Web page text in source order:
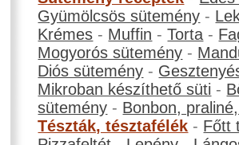
Gyümölcsös sütemény -
Krémes - Muffin -Torta -
Mogyorós sütemény -
Diós sütemény -
Mikroban készíthető süti -
sütemény - Bonbon,
Tészták, tésztafélék - Főtt